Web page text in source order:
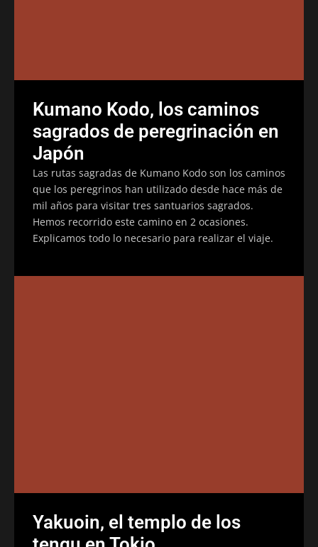
Kumano Kodo, los caminos
sagrados de peregrinación en
Japón
Las rutas sagradas de Kumano Kodo son los caminos
que los peregrinos han utilizado desde hace más de
mil años para visitar tres santuarios sagrados.
Hemos recorrido este camino en 2 ocasiones.
Explicamos todo lo necesario para realizar el viaje.
Yakuoin, el templo de los